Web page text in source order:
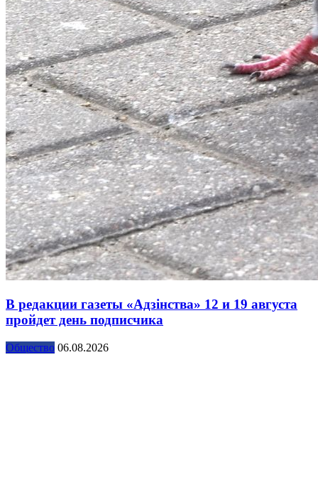
В редакции газеты «Адзінства» 12 и 19 августа
пройдет день подписчика
Общество 06.08.2026